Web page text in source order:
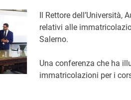
Il Rettore
relativi alle
Salerno.
Una conferenza che ha
immatricolazioni per i